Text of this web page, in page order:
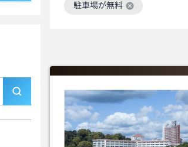
駐車場が無料
この絞り込み条件を解除